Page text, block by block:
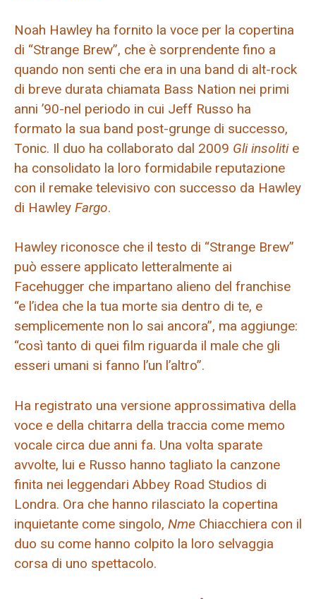
Noah Hawley ha fornito la voce per la copertina
di “Strange Brew”, che è sorprendente fino a
quando non senti che era in una band di alt-rock
di breve durata chiamata Bass Nation nei primi
anni ’90-nel periodo in cui Jeff Russo ha
formato la sua band post-grunge di successo,
Tonic. Il duo ha collaborato dal 2009 Gli insolitie
ha consolidato la loro formidabile reputazione
con il remake televisivo con successo da Hawley
di Hawley Fargo.
Hawley riconosce che il testo di “Strange Brew”
può essere applicato letteralmente ai
Facehugger che impartano alieno del franchise
“e l’idea che la tua morte sia dentro di te, e
semplicemente non lo sai ancora”, ma aggiunge:
“così tanto di quei film riguarda il male che gli
esseri umani si fanno l’un l’altro”.
Ha registrato una versione approssimativa della
voce e della chitarra della traccia come memo
vocale circa due anni fa. Una volta sparate
avvolte, lui e Russo hanno tagliato la canzone
finita nei leggendari Abbey Road Studios di
Londra. Ora che hanno rilasciato la copertina
inquietante come singolo, Nme Chiacchiera con il
duo su come hanno colpito la loro selvaggia
corsa di uno spettacolo.